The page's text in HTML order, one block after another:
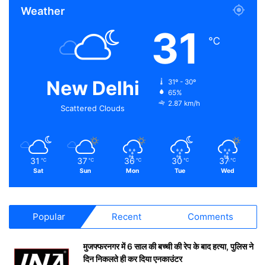
Weather
New Delhi
Scattered Clouds
31 ℃
31º - 30º
65%
2.87 km/h
31 ℃
Sat
37 ℃
Sun
36 ℃
Mon
30 ℃
Tue
37 ℃
Wed
Popular Recent Comments
मुजफ्फरनगर में 6 साल की बच्ची की रेप के बाद हत्या, पुलिस ने
दिन निकलते ही कर दिया एनकाउंटर